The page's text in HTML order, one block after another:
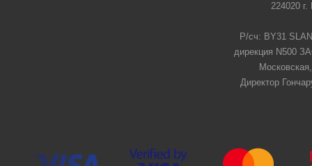
224020
Р/сч: BY31
дирекция N500
Директор